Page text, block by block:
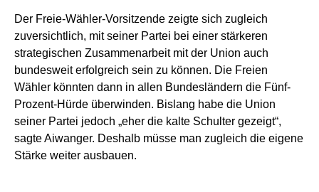
Der Freie-Wähler-Vorsitzende zeigte sich zugleich
zuversichtlich, mit seiner Partei bei einer stärkeren
strategischen Zusammenarbeit mit der Union auch
bundesweit erfolgreich sein zu können. Die Freien
Wähler könnten dann in allen Bundesländern die Fünf-
Prozent-Hürde überwinden. Bislang habe die Union
seiner Partei jedoch „eher die kalte Schulter gezeigt“,
sagte Aiwanger. Deshalb müsse man zugleich die eigene
Stärke weiter ausbauen.